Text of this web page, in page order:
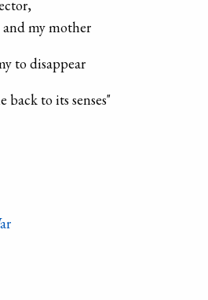
my mother
to disappear
to its senses"